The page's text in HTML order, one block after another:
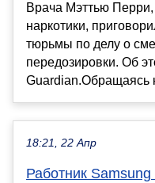
Врача Мэттью
наркотики,
тюрьмы по делу о
передозировки. Об
Guardian.Обращаясь
18:21, 22 Апр
Работник